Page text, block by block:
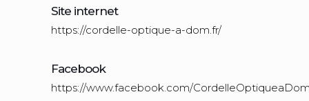
Site internet
https://cordelle-optique-a-dom.fr/
Facebook
https://www.facebook.com/